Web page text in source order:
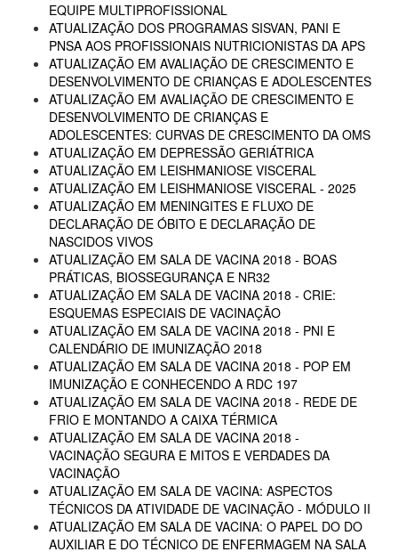
EQUIPE MULTIPROFISSIONAL
ATUALIZAÇÃO DOS PROGRAMAS SISVAN, PANI E
PNSA AOS PROFISSIONAIS NUTRICIONISTAS DA APS
ATUALIZAÇÃO EM AVALIAÇÃO DE CRESCIMENTO E
DESENVOLVIMENTO DE CRIANÇAS E ADOLESCENTES
ATUALIZAÇÃO EM AVALIAÇÃO DE CRESCIMENTO E
DESENVOLVIMENTO DE CRIANÇAS E
ADOLESCENTES: CURVAS DE CRESCIMENTO DA OMS
ATUALIZAÇÃO EM DEPRESSÃO GERIÁTRICA
ATUALIZAÇÃO EM LEISHMANIOSE VISCERAL
ATUALIZAÇÃO EM LEISHMANIOSE VISCERAL - 2025
ATUALIZAÇÃO EM MENINGITES E FLUXO DE
DECLARAÇÃO DE ÓBITO E DECLARAÇÃO DE
NASCIDOS VIVOS
ATUALIZAÇÃO EM SALA DE VACINA 2018 - BOAS
PRÁTICAS, BIOSSEGURANÇA E NR32
ATUALIZAÇÃO EM SALA DE VACINA 2018 - CRIE:
ESQUEMAS ESPECIAIS DE VACINAÇÃO
ATUALIZAÇÃO EM SALA DE VACINA 2018 - PNI E
CALENDÁRIO DE IMUNIZAÇÃO 2018
ATUALIZAÇÃO EM SALA DE VACINA 2018 - POP EM
IMUNIZAÇÃO E CONHECENDO A RDC 197
ATUALIZAÇÃO EM SALA DE VACINA 2018 - REDE DE
FRIO E MONTANDO A CAIXA TÉRMICA
ATUALIZAÇÃO EM SALA DE VACINA 2018 -
VACINAÇÃO SEGURA E MITOS E VERDADES DA
VACINAÇÃO
ATUALIZAÇÃO EM SALA DE VACINA: ASPECTOS
TÉCNICOS DA ATIVIDADE DE VACINAÇÃO - MÓDULO II
ATUALIZAÇÃO EM SALA DE VACINA: O PAPEL DO DO
AUXILIAR E DO TÉCNICO DE ENFERMAGEM NA SALA